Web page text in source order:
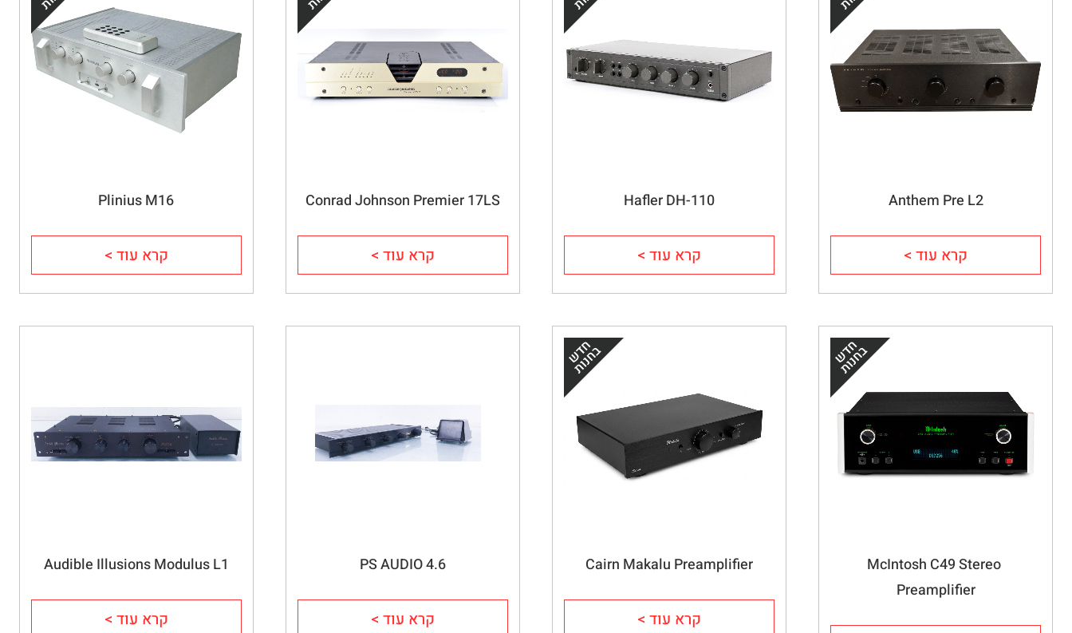
Anthem Pre L2
קרא עוד >
Hafler DH-110
קרא עוד >
Conrad Johnson Premier 17LS
קרא עוד >
Plinius M16
קרא עוד >
McIntosh C49 Stereo
Preamplifier
Cairn Makalu Preamplifier
קרא עוד >
PS AUDIO 4.6
קרא עוד >
Audible Illusions Modulus L1
קרא עוד >